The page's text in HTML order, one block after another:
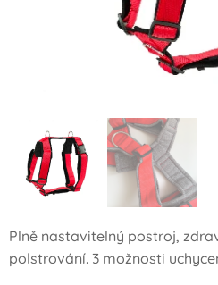
Plně nastavitelný postroj,
polstrování. 3 možnosti